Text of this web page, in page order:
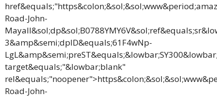
Road-John-
3&amp&semi;dpID&equals;61F4wNp-
target&equals;"&lowbar;blank"
Road-John-